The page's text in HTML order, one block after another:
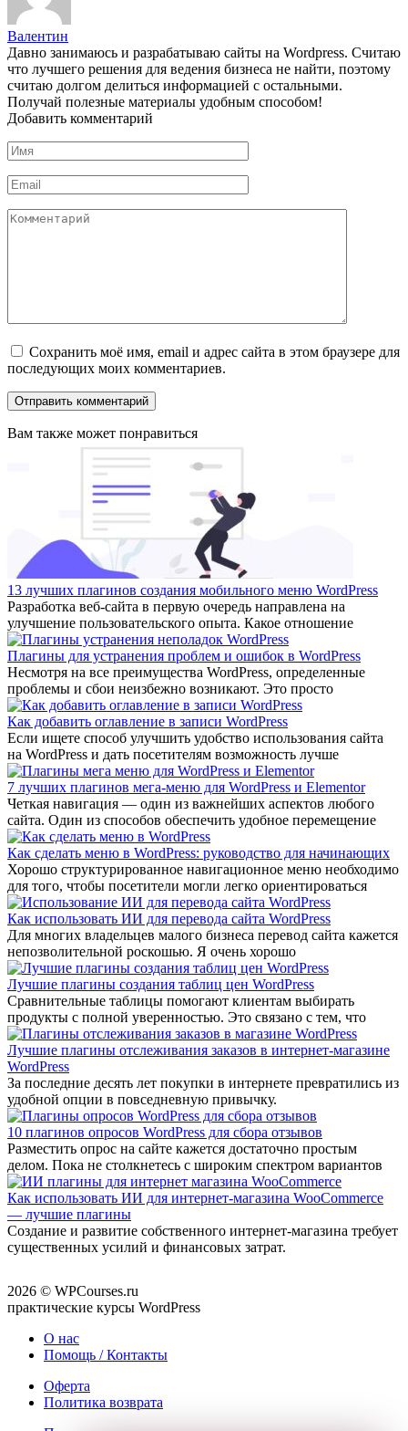
Валентин
Давно занимаюсь и разрабатываю сайты на Wordpress. Считаю
что лучшего решения для ведения бизнеса не найти, поэтому
считаю долгом делиться информацией с остальными.
Получай полезные материалы удобным способом!
Добавить комментарий
Имя
*
Email
*
Комментарий
Сохранить моё имя, email и адрес сайта в этом браузере для
последующих моих комментариев.
Вам также может понравиться
13 лучших плагинов создания мобильного меню WordPress
Разработка веб-сайта в первую очередь направлена на
улучшение пользовательского опыта. Какое отношение
Плагины для устранения проблем и ошибок в WordPress
Несмотря на все преимущества WordPress, определенные
проблемы и сбои неизбежно возникают. Это просто
Как добавить оглавление в записи WordPress
Если ищете способ улучшить удобство использования сайта
на WordPress и дать посетителям возможность лучше
7 лучших плагинов мега-меню для WordPress и Elementor
Четкая навигация — один из важнейших аспектов любого
сайта. Один из способов обеспечить удобное перемещение
Как сделать меню в WordPress: руководство для начинающих
Хорошо структурированное навигационное меню необходимо
для того, чтобы посетители могли легко ориентироваться
Как использовать ИИ для перевода сайта WordPress
Для многих владельцев малого бизнеса перевод сайта кажется
непозволительной роскошью. Я очень хорошо
Лучшие плагины создания таблиц цен WordPress
Сравнительные таблицы помогают клиентам выбирать
продукты с полной уверенностью. Это связано с тем, что
Лучшие плагины отслеживания заказов в интернет-магазине
WordPress
За последние десять лет покупки в интернете превратились из
удобной опции в повседневную привычку.
10 плагинов опросов WordPress для сбора отзывов
Разместить опрос на сайте кажется достаточно простым
делом. Пока не столкнетесь с широким спектром вариантов
Как использовать ИИ для интернет-магазина WooCommerce
— лучшие плагины
Создание и развитие собственного интернет-магазина требует
существенных усилий и финансовых затрат.
2026 © WPCourses.ru
практические курсы WordPress
О нас
Помощь / Контакты
Оферта
Политика возврата